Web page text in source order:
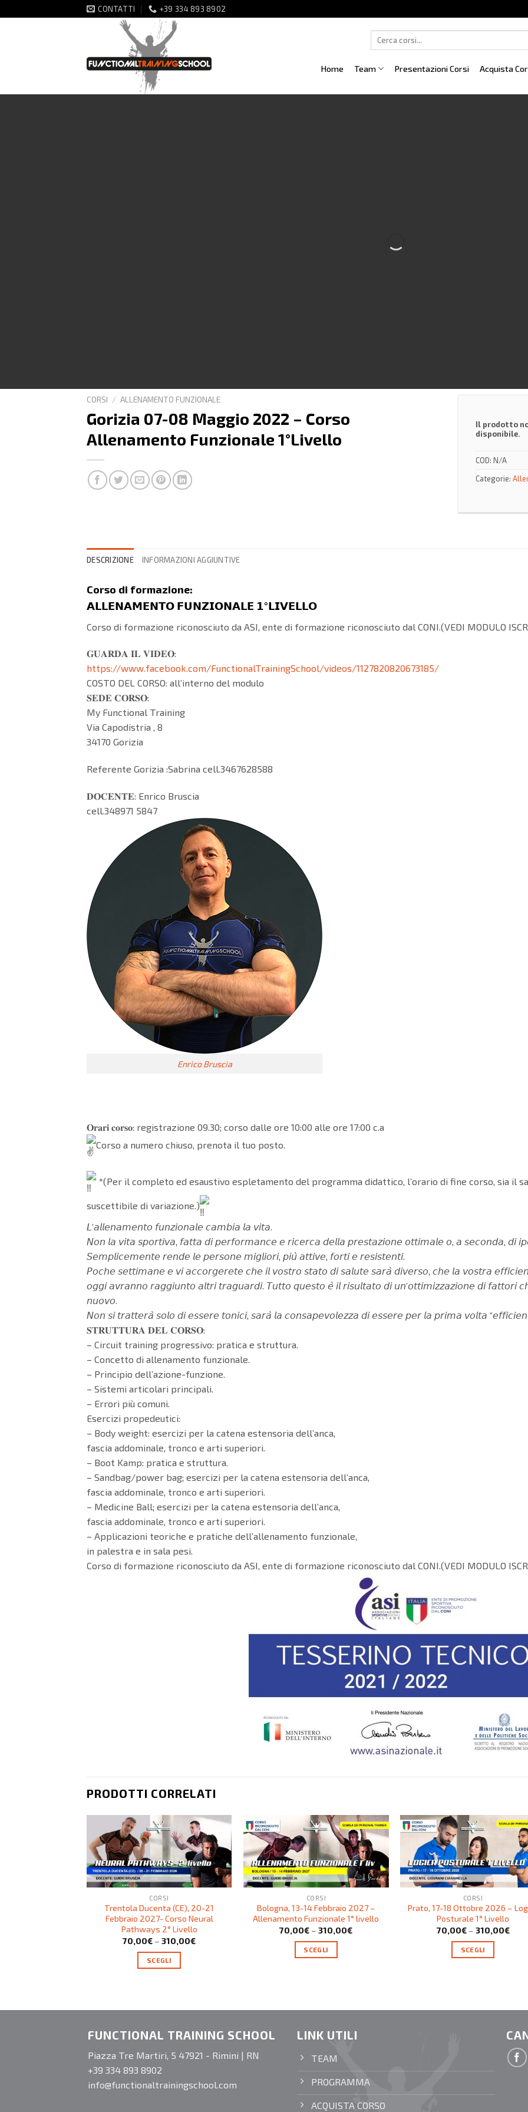
ai
CONTATTI +39 334 893 8902
Home Team Presentazioni Corsi Acquista
CORSI / ALLENAMENTO FUNZIONALE
Gorizia 07-08 Maggio 2022 – Corso
Allenamento Funzionale 1°Livello
Il prodotto
disponibile.
COD: N/A
Categorie:
DESCRIZIONE INFORMAZIONI AGGIUNTIVE
Corso di formazione:
𝗔𝗟𝗟𝗘𝗡𝗔𝗠𝗘𝗡𝗧𝗢 𝗙𝗨𝗡𝗭𝗜𝗢𝗡𝗔𝗟𝗘 𝟭°𝗟𝗜𝗩𝗘𝗟𝗟𝗢
Corso di formazione riconosciuto da ASI, ente di formazione riconosciuto dal CONI.(VEDI MODULO
𝐆𝐔𝐀𝐑𝐃𝐀 𝐈𝐋 𝐕𝐈𝐃𝐄𝐎:
https://www.facebook.com/FunctionalTrainingSchool/videos/1127820820673185/
COSTO DEL CORSO: all’interno del modulo
𝐒𝐄𝐃𝐄 𝐂𝐎𝐑𝐒𝐎:
My Functional Training
Via Capodistria , 8
34170 Gorizia
Referente Gorizia :Sabrina cell.3467628588
𝐃𝐎𝐂𝐄𝐍𝐓𝐄: Enrico Bruscia
cell.348971 5847
Enrico Bruscia
𝐎𝐫𝐚𝐫𝐢 𝐜𝐨𝐫𝐬𝐨: registrazione 09.30; corso dalle ore 10:00 alle ore 17:00 c.a
Corso a numero chiuso, prenota il tuo posto.
*(Per il completo ed esaustivo espletamento del programma didattico, l’orario di fine corso, sia il
suscettibile di variazione.)
𝘓’𝘢𝘭𝘭𝘦𝘯𝘢𝘮𝘦𝘯𝘵𝘰 𝘧𝘶𝘯𝘻𝘪𝘰𝘯𝘢𝘭𝘦 𝘤𝘢𝘮𝘣𝘪𝘢 𝘭𝘢 𝘷𝘪𝘵𝘢.
𝘕𝘰𝘯 𝘭𝘢 𝘷𝘪𝘵𝘢 𝘴𝘱𝘰𝘳𝘵𝘪𝘷𝘢, 𝘧𝘢𝘵𝘵𝘢 𝘥𝘪 𝘱𝘦𝘳𝘧𝘰𝘳𝘮𝘢𝘯𝘤𝘦 𝘦 𝘳𝘪𝘤𝘦𝘳𝘤𝘢 𝘥𝘦𝘭𝘭𝘢 𝘱𝘳𝘦𝘴𝘵𝘢𝘻𝘪𝘰𝘯𝘦 𝘰𝘵𝘵𝘪𝘮𝘢𝘭𝘦 𝘰, 𝘢 𝘴𝘦𝘤𝘰𝘯𝘥𝘢, 𝘥𝘪
𝘚𝘦𝘮𝘱𝘭𝘪𝘤𝘦𝘮𝘦𝘯𝘵𝘦 𝘳𝘦𝘯𝘥𝘦 𝘭𝘦 𝘱𝘦𝘳𝘴𝘰𝘯𝘦 𝘮𝘪𝘨𝘭𝘪𝘰𝘳𝘪, 𝘱𝘪𝘶̀ 𝘢𝘵𝘵𝘪𝘷𝘦, 𝘧𝘰𝘳𝘵𝘪 𝘦 𝘳𝘦𝘴𝘪𝘴𝘵𝘦𝘯𝘵𝘪.
𝘗𝘰𝘤𝘩𝘦 𝘴𝘦𝘵𝘵𝘪𝘮𝘢𝘯𝘦 𝘦 𝘷𝘪 𝘢𝘤𝘤𝘰𝘳𝘨𝘦𝘳𝘦𝘵𝘦 𝘤𝘩𝘦 𝘪𝘭 𝘷𝘰𝘴𝘵𝘳𝘰 𝘴𝘵𝘢𝘵𝘰 𝘥𝘪 𝘴𝘢𝘭𝘶𝘵𝘦 𝘴𝘢𝘳𝘢̀ 𝘥𝘪𝘷𝘦𝘳𝘴𝘰, 𝘤𝘩𝘦 𝘭𝘢 𝘷𝘰𝘴𝘵𝘳𝘢
𝘰𝘨𝘨𝘪 𝘢𝘷𝘳𝘢𝘯𝘯𝘰 𝘳𝘢𝘨𝘨𝘪𝘶𝘯𝘵𝘰 𝘢𝘭𝘵𝘳𝘪 𝘵𝘳𝘢𝘨𝘶𝘢𝘳𝘥𝘪. 𝘛𝘶𝘵𝘵𝘰 𝘲𝘶𝘦𝘴𝘵𝘰 𝘦̀ 𝘪𝘭 𝘳𝘪𝘴𝘶𝘭𝘵𝘢𝘵𝘰 𝘥𝘪 𝘶𝘯’𝘰𝘵𝘵𝘪𝘮𝘪𝘻𝘻𝘢𝘻𝘪𝘰𝘯𝘦 𝘥𝘪
𝘯𝘶𝘰𝘷𝘰.
𝘕𝘰𝘯 𝘴𝘪 𝘵𝘳𝘢𝘵𝘵𝘦𝘳𝘢̀ 𝘴𝘰𝘭𝘰 𝘥𝘪 𝘦𝘴𝘴𝘦𝘳𝘦 𝘵𝘰𝘯𝘪𝘤𝘪, 𝘴𝘢𝘳𝘢̀ 𝘭𝘢 𝘤𝘰𝘯𝘴𝘢𝘱𝘦𝘷𝘰𝘭𝘦𝘻𝘻𝘢 𝘥𝘪 𝘦𝘴𝘴𝘦𝘳𝘦 𝘱𝘦𝘳 𝘭𝘢 𝘱𝘳𝘪𝘮𝘢 𝘷𝘰𝘭𝘵𝘢
𝐒𝐓𝐑𝐔𝐓𝐓𝐔𝐑𝐀 𝐃𝐄𝐋 𝐂𝐎𝐑𝐒𝐎:
– Circuit training progressivo: pratica e struttura.
– Concetto di allenamento funzionale.
– Principio dell’azione-funzione.
– Sistemi articolari principali.
– Errori più comuni.
Esercizi propedeutici:
– Body weight: esercizi per la catena estensoria dell’anca,
fascia addominale, tronco e arti superiori.
– Boot Kamp: pratica e struttura.
– Sandbag/power bag; esercizi per la catena estensoria dell’anca,
fascia addominale, tronco e arti superiori.
– Medicine Ball; esercizi per la catena estensoria dell’anca,
fascia addominale, tronco e arti superiori.
– Applicazioni teoriche e pratiche dell’allenamento funzionale,
in palestra e in sala pesi.
Corso di formazione riconosciuto da ASI, ente di formazione riconosciuto dal CONI.(VEDI MODULO
PRODOTTI CORRELATI
CORSI
Trentola Ducenta (CE), 20-21
Febbraio 2027- Corso Neural
Pathways 2° Livello
70,00€ –310,00€
SCEGLI
CORSI
Bologna, 13-14 Febbraio 2027 –
Allenamento Funzionale 1° livello
70,00€ –310,00€
SCEGLI
CORSI
Prato, 17-18 Ottobre 2026 –
Posturale 1° Livello
70,00€– 310,00€
SCEGLI
FUNCTIONAL TRAINING SCHOOL
Piazza Tre Martiri, 5 47921 - Rimini | RN
+39 334 893 8902
info@functionaltrainingschool.com
LINK UTILI
TEAM
PROGRAMMA
ACQUISTA CORSO